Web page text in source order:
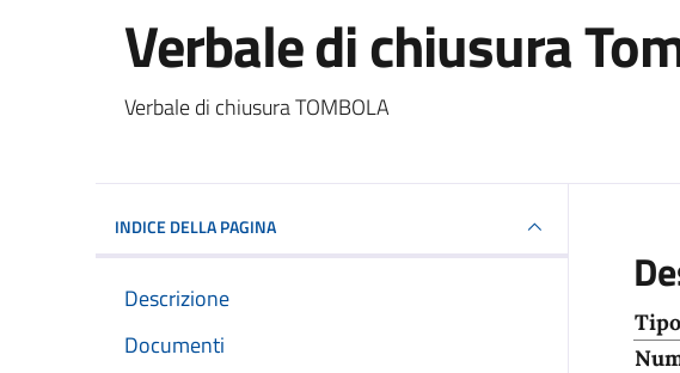
Verbale di chiusura
Dettagli del documento
Verbale di chiusura TOMBOLA
INDICE DELLA PAGINA
Descrizione
Documenti